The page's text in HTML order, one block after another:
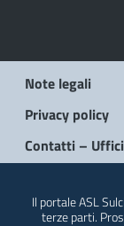
Note legali
Privacy policy
Contatti –
Il portale ASL
terze parti.